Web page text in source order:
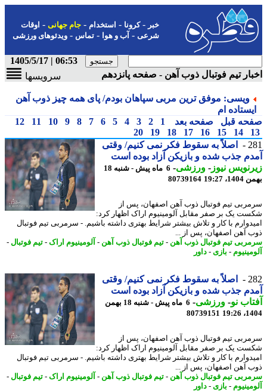
-کرونا-استخدام- جام جهانی-اوقات
شرعی-آب و هوا-تماس-ویدئوهای ورزشی
06:53 | 1405/5/17
تیم فوتبال ذوب آهن - صفحه پانزدهم
سرویسها
ویسی: موفق ترین مربی سپاهان بودم/ پای همه چیز ذوب آهن
ام
قبل صفحه بعد 1
2
3
4
5
6
7
8
9
10
11
12
14
15
16
17
18
19
20
اصلاً به سقوط فکر نمی کنیم/ وقتی
جذب شده و بازیکن آزاد بوده است
نیوز-ورزشی-
6 ماه پیش - شنبه 18
19:27
80739164
تیم فوتبال ذوب آهن اصفهان، پس از
یک بر صفر مقابل آلومینیوم اراک اظهار کرد:
با کار و تلاش بیشتر شرایط بهتری داشته باشیم. - سرمربی تیم فوتبال
آهن اصفهان، پس از ...
تیم فوتبال ذوب آهن -تیم فوتبال ذوب آهن -آلومینیوم اراک - تیم فوتبال-
-بازی - داور
اصلاً به سقوط فکر نمی کنیم/ وقتی
جذب شده و بازیکن آزاد بوده است
نو- ورزشی-
6 ماه پیش - شنبه 18 بهمن
80739151
تیم فوتبال ذوب آهن اصفهان، پس از
یک بر صفر مقابل آلومینیوم اراک اظهار کرد:
با کار و تلاش بیشتر شرایط بهتری داشته باشیم. - سرمربی تیم فوتبال
آهن اصفهان، پس از ...
تیم فوتبال ذوب آهن -تیم فوتبال ذوب آهن -آلومینیوم اراک - تیم فوتبال-
-بازی - داور